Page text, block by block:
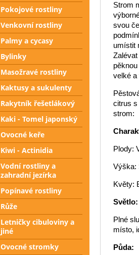
Strom
svou
umístit
velké a
citrus s
strom:
Plody:
Výška:
Květy:
Světlo:
Plné
místo,
Půda:
Pokojové rostliny
Venkovní rostliny
Palmy a cycasy
Bylinky
Masožravé rostliny
Kaktusy a sukulenty
Rakytník řešetlákový
Kaki - Tomel japonský
Ovocné keře
Kiwi - Actinidia
Vodní rostliny a
zahradní jezírka
Popínavé rostliny
Růže
Letničky cibuloviny a
jiné
Ovocné stromky